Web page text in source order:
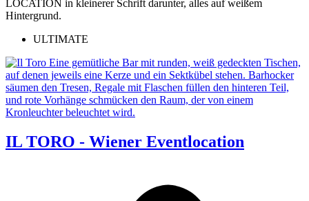
ULTIMATE
IL TORO - Wiener Eventlocation